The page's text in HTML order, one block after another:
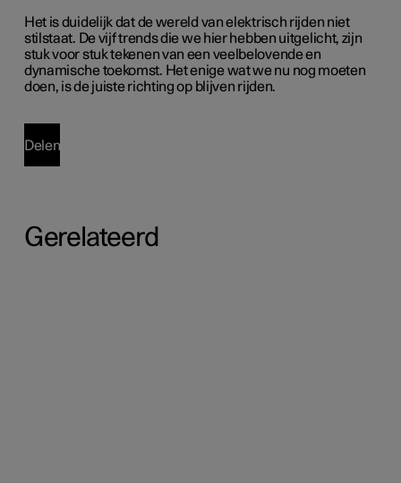
Het is duidelijk dat de wereld van elektrisch rijden niet
stilstaat. De vijf trends die we hier hebben uitgelicht, zijn
stuk voor stuk tekenen van een veelbelovende en
dynamische toekomst. Het enige wat we nu nog moeten
doen, is de juiste richting op blijven rijden.
Delen
Gerelateerd